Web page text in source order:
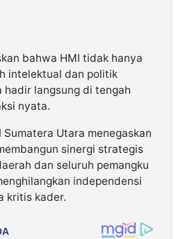
bahwa HMI tidak hanya
intelektual dan politik
hadir langsung di tengah
nyata.
Sumatera Utara menegaskan
sinergi strategis
dan seluruh pemangku
independensi
kritis kader.